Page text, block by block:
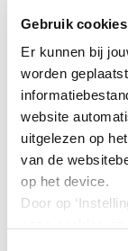
Gebruik cookies
Er kunnen bij
worden
website
uitgelezen op
van de
op het device.
Door op
heeft
worden
Wil je kans
Reageer dan